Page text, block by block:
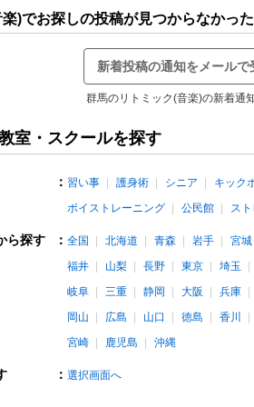
)でお探しの投稿が見つからなかっ
新着投稿の通知をメールで
群馬のリトミック(音楽)の新着通
室・スクールを探す
： 習い事 護身術 シニア キック
ボイストレーニング
公民館 ス
ら探す ： 全国 北海道 青森 岩手 宮城
福井
山梨 長野 東京 埼玉
岐阜
三重 静岡 大阪 兵庫
岡山
広島 山口 徳島 香川
宮崎
鹿児島 沖縄
： 選択画面へ